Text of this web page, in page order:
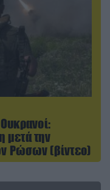
μετά την
Ρώσων (βίντεο)